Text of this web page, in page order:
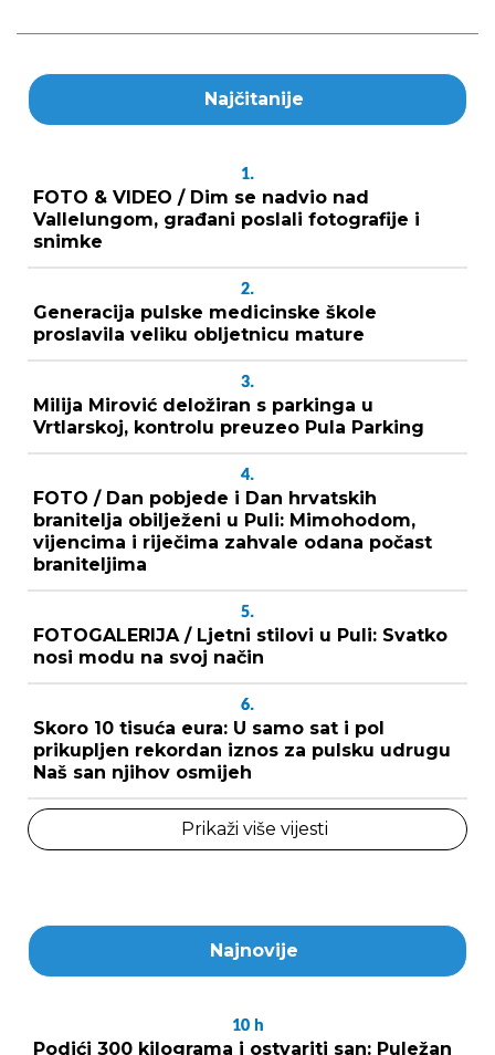
Najčitanije
1.
FOTO & VIDEO / Dim se nadvio nad
Vallelungom, građani poslali fotografije i
snimke
2.
Generacija pulske medicinske škole
proslavila veliku obljetnicu mature
3.
Milija Mirović deložiran s parkinga u
Vrtlarskoj, kontrolu preuzeo Pula Parking
4.
FOTO / Dan pobjede i Dan hrvatskih
branitelja obilježeni u Puli: Mimohodom,
vijencima i riječima zahvale odana počast
braniteljima
5.
FOTOGALERIJA / Ljetni stilovi u Puli: Svatko
nosi modu na svoj način
6.
Skoro 10 tisuća eura: U samo sat i pol
prikupljen rekordan iznos za pulsku udrugu
Naš san njihov osmijeh
Prikaži više vijesti
Najnovije
10 h
Podići 300 kilograma i ostvariti san: Puležan